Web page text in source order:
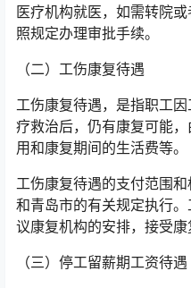
医疗机构就医，如需转院
照规定办理审批手续。
（二）工伤康复待遇
工伤康复待遇，是指职工
疗救治后，仍有康复可能
用和康复期间的生活费等。
工伤康复待遇的支付范围和
和青岛市的有关规定执行
议康复机构的安排，接受康
（三）停工留薪期工资待遇